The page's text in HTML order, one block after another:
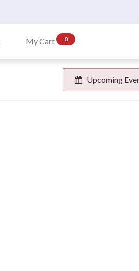
My Cart 0
Upcoming